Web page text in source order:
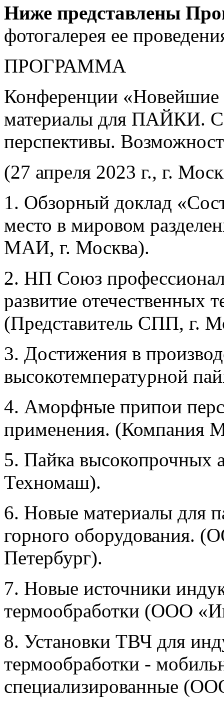
Ниже представлены
фотогалерея ее
ПРОГРАММА
Конференции «Новейшие
материалы для ПАЙКИ.
перспективы.
(27 апреля 2023 г., г.
1. Обзорный доклад
место в мировом
МАИ, г. Москва).
2. НП Союз
развитие отечественных
(Представитель СПП, г.
3. Достижения в
высокотемпературной
4. Аморфные припои
применения.
5. Пайка
Техномаш).
6. Новые материалы для
горного оборудования.
Петербург).
7. Новые источники
термообработки (ООО
8. Установки ТВЧ для
термообработки -
специализированные